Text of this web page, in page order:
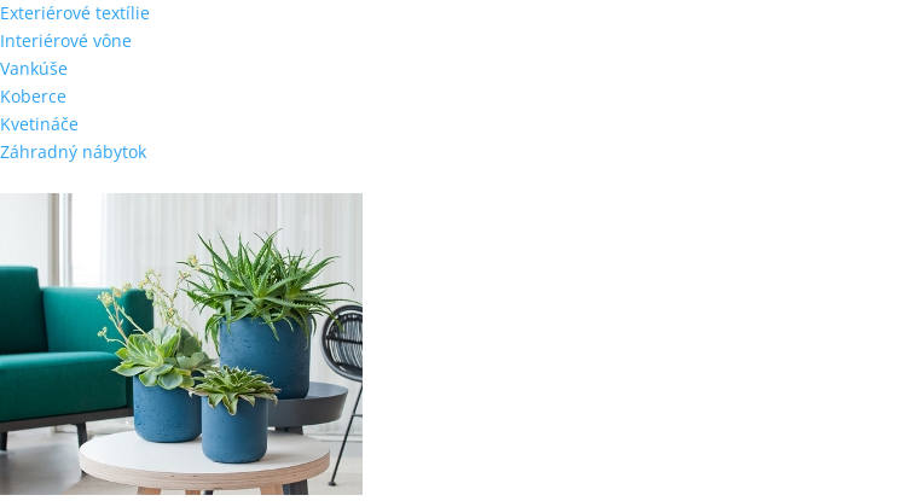
Exteriérové textílie
Interiérové vône
Vankúše
Koberce
Kvetináče
Záhradný nábytok